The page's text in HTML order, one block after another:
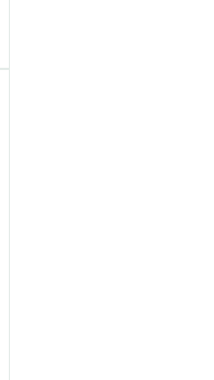
составляла €15.84.
€9.52.